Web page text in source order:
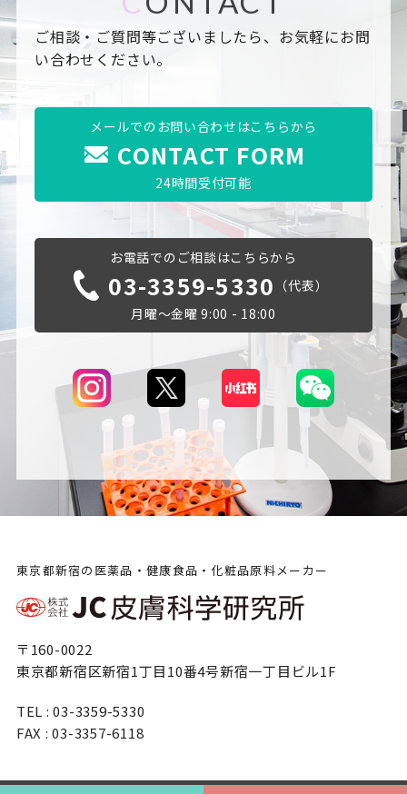
ご相談・ご質問等ございましたら、お気軽にお問
い合わせください。
メールでのお問い合わせはこちらから
CONTACT FORM
24時間受付可能
お電話でのご相談はこちらから
03-3359-5330 （代表）
月曜～金曜 9:00 - 18:00
東京都新宿の医薬品・健康食品・化粧品原料メーカー
〒160-0022
東京都新宿区新宿1丁目10番4号新宿一丁目ビル1F
TEL : 03-3359-5330
FAX : 03-3357-6118